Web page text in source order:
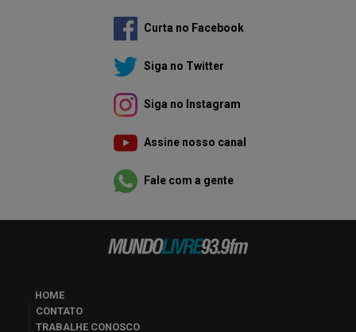
Curta no Facebook
Siga no Twitter
Siga no Instagram
Assine nosso canal
Fale com a gente
HOME
CONTATO
TRABALHE CONOSCO